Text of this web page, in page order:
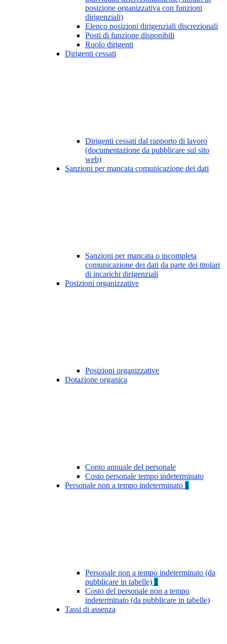
posizione organizzativa con funzioni
dirigenziali)
Elenco posizioni dirigenziali discrezionali
Posti di funzione disponibili
Ruolo dirigenti
Dirigenti cessati
Dirigenti cessati dal rapporto di lavoro
(documentazione da pubblicare sul sito
web)
Sanzioni per mancata comunicazione dei dati
Sanzioni per mancata o incompleta
comunicazione dei dati da parte dei titolari
di incarichi dirigenziali
Posizioni organizzative
Posizioni organizzative
Dotazione organica
Conto annuale del personale
Costo personale tempo indeterminato
Personale non a tempo indeterminato 1
Personale non a tempo indeterminato (da
pubblicare in tabelle) 1
Costo del personale non a tempo
indeterminato (da pubblicare in tabelle)
Tassi di assenza